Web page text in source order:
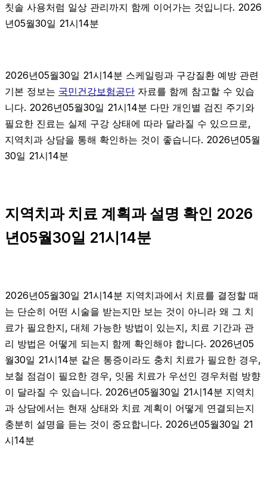
칫솔 사용처럼 일상 관리까지 함께 이어가는 것입니다. 2026
년05월30일 21시14분
2026년05월30일 21시14분 스케일링과 구강질환 예방 관련
기본 정보는 국민건강보험공단 자료를 함께 참고할 수 있습
니다. 2026년05월30일 21시14분 다만 개인별 검진 주기와
필요한 진료는 실제 구강 상태에 따라 달라질 수 있으므로,
지역치과 상담을 통해 확인하는 것이 좋습니다. 2026년05월
30일 21시14분
지역치과 치료 계획과 설명 확인 2026
년05월30일 21시14분
2026년05월30일 21시14분 지역치과에서 치료를 결정할 때
는 단순히 어떤 시술을 받는지만 보는 것이 아니라 왜 그 치
료가 필요한지, 대체 가능한 방법이 있는지, 치료 기간과 관
리 방법은 어떻게 되는지 함께 확인해야 합니다. 2026년05
월30일 21시14분 같은 통증이라도 충치 치료가 필요한 경우,
보철 점검이 필요한 경우, 잇몸 치료가 우선인 경우처럼 방향
이 달라질 수 있습니다. 2026년05월30일 21시14분 지역치
과 상담에서는 현재 상태와 치료 계획이 어떻게 연결되는지
충분히 설명을 듣는 것이 중요합니다. 2026년05월30일 21
시14분